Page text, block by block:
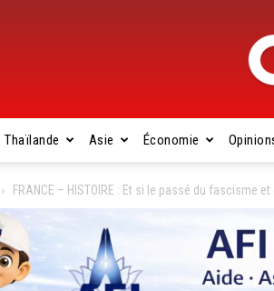
Thaïlande Asie Économie
FRANCE – HISTOIRE : Et si le passé du fascisme